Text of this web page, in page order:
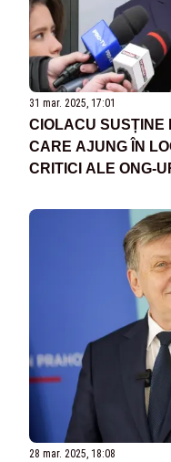
31 mar. 2025, 17:01
CIOLACU SUSȚINE
CARE AJUNG ÎN
CRITICI ALE ONG-
28 mar. 2025, 18:08